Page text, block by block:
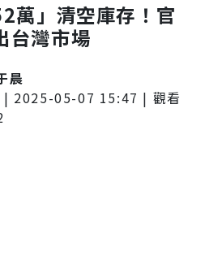
萬」清空庫存！官
台灣市場
晨
| 2025-05-07 15:47 | 觀看